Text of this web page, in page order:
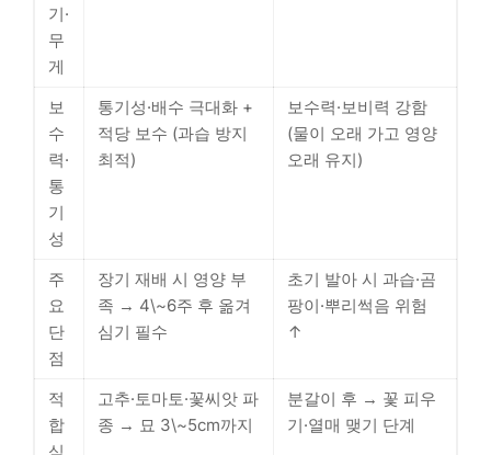
기·
무
게
보
수
력·
통
기
성
통기성·배수 극대화 +
적당 보수 (과습 방지
최적)
보수력·보비력 강함
(물이 오래 가고 영양
오래 유지)
주
요
단
점
장기 재배 시 영양 부
족 → 4\~6주 후 옮겨
심기 필수
초기 발아 시 과습·곰
팡이·뿌리썩음 위험
↑
적
합
고추·토마토·꽃씨앗 파
종 → 묘 3\~5cm까지
분갈이 후 → 꽃 피우
기·열매 맺기 단계